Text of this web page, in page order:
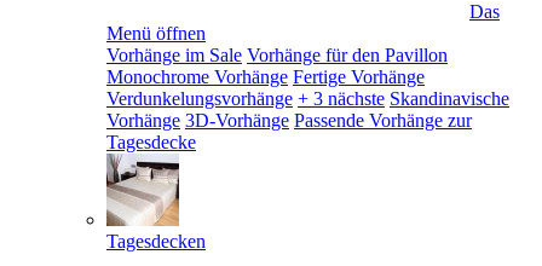
Das
Menü öffnen
Vorhänge im Sale Vorhänge für den Pavillon
Monochrome Vorhänge Fertige Vorhänge
Verdunkelungsvorhänge + 3 nächste Skandinavische
Vorhänge 3D-Vorhänge Passende Vorhänge zur
Tagesdecke
Tagesdecken